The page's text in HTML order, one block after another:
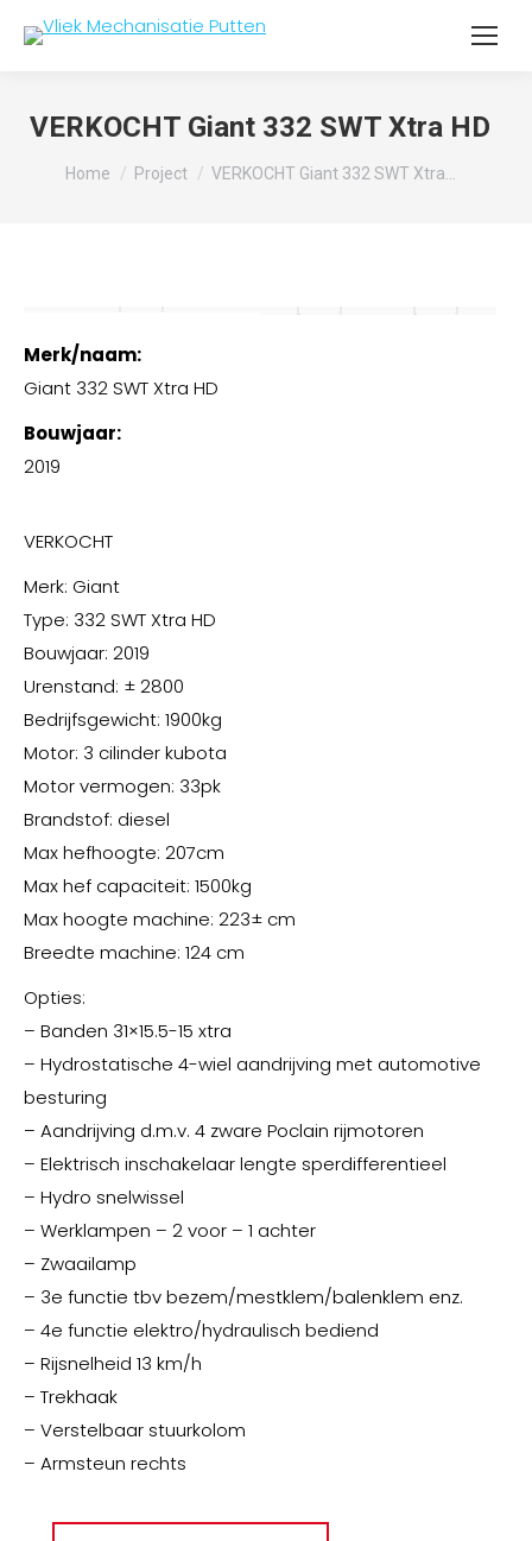
VERKOCHT Giant 332 SWT Xtra HD
Je bent hier:
Home Project VERKOCHT Giant 332 SWT Xtra…
Merk/naam:
Giant 332 SWT Xtra HD
Bouwjaar:
2019
VERKOCHT
Merk: Giant
Type: 332 SWT Xtra HD
Bouwjaar: 2019
Urenstand: ± 2800
Bedrijfsgewicht: 1900kg
Motor: 3 cilinder kubota
Motor vermogen: 33pk
Brandstof: diesel
Max hefhoogte: 207cm
Max hef capaciteit: 1500kg
Max hoogte machine: 223± cm
Breedte machine: 124 cm
Opties:
– Banden 31×15.5-15 xtra
– Hydrostatische 4-wiel aandrijving met automotive
besturing
– Aandrijving d.m.v. 4 zware Poclain rijmotoren
– Elektrisch inschakelaar lengte sperdifferentieel
– Hydro snelwissel
– Werklampen – 2 voor – 1 achter
– Zwaailamp
– 3e functie tbv bezem/mestklem/balenklem enz.
– 4e functie elektro/hydraulisch bediend
– Rijsnelheid 13 km/h
– Trekhaak
– Verstelbaar stuurkolom
– Armsteun rechts